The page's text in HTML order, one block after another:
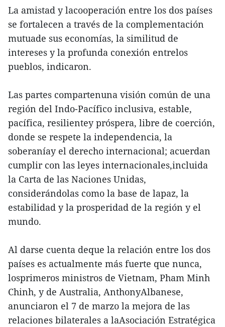
La amistad y lacooperación entre los dos países
se fortalecen a través de la complementación
mutuade sus economías, la similitud de
intereses y la profunda conexión entrelos
pueblos, indicaron.
Las partes compartenuna visión común de una
región del Indo-Pacífico inclusiva, estable,
pacífica, resilientey próspera, libre de coerción,
donde se respete la independencia, la
soberaníay el derecho internacional; acuerdan
cumplir con las leyes internacionales,incluida
la Carta de las Naciones Unidas,
considerándolas como la base de lapaz, la
estabilidad y la prosperidad de la región y el
mundo.
Al darse cuenta deque la relación entre los dos
países es actualmente más fuerte que nunca,
losprimeros ministros de Vietnam, Pham Minh
Chinh, y de Australia, AnthonyAlbanese,
anunciaron el 7 de marzo la mejora de las
relaciones bilaterales a laAsociación Estratégica